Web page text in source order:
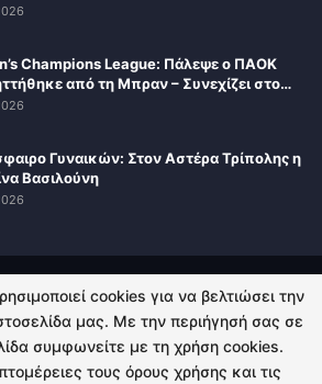
Champions League: Πάλεψε ο ΠΑΟΚ
από τη Μπραν – Συνεχίζει στο…
Γυναικών: Στον Αστέρα Τρίπολης η
Βασιλούνη
ΑΠΟΡΡΗΤΟΥ ΕΠΙΚΟΙΝΩΝΙΑ
All Rights Reserved.
cookies για να βελτιώσει την
μας. Με την περιήγησή σας σε
συμφωνείτε με τη χρήση cookies.
τους όρους χρήσης και τις